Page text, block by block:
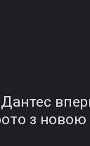
Дантес
з